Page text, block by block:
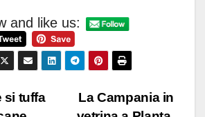
and like us:
La Campania in
si tuffa